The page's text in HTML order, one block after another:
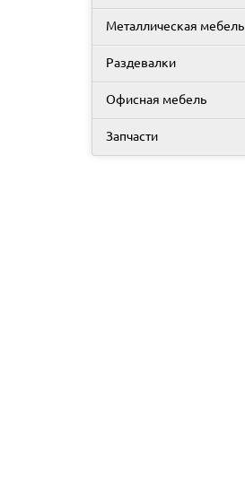
Металлическая мебель
Раздевалки
Офисная мебель
Запчасти